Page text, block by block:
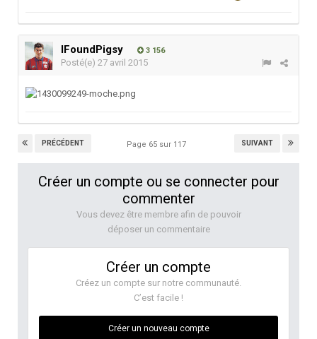
IFoundPigsy 3 156
Posté(e) 27 avril 2015
PRÉCÉDENT SUIVANT
Page 65 sur 117
Créer un compte ou se connecter pour
commenter
Vous devez être membre afin de pouvoir
déposer un commentaire
Créer un compte
Créez un compte sur notre communauté.
C’est facile !
Créer un nouveau compte